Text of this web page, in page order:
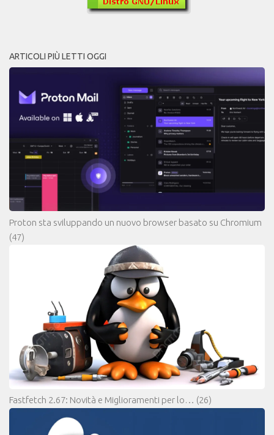
ARTICOLI PIÙ LETTI OGGI
Proton sta sviluppando un nuovo browser basato su Chromium
(47)
Fastfetch 2.67: Novità e Miglioramenti per lo… (26)